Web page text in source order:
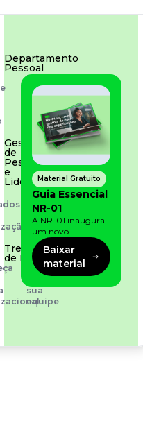
Departamento
Pessoal
Para
simplificar
processos
Gestão
de
Pessoas
e
Liderança
Capacitação
com
especialistas
Treinamento
de Produto
Desenvolva
sua
equipe
Material Gratuito
Guia Essencial
NR-01
A NR-01 inaugura
um novo
momento na
prevenção de riscos:
agora, além dos
fatores físicos e
operacionais, as
empresas precisam
olhar também
Baixar
material